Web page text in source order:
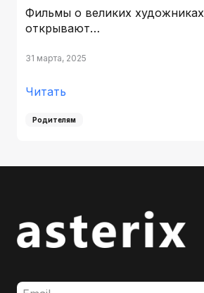
Фильмы о великих художниках
открывают…
31 марта, 2025
Читать
Родителям